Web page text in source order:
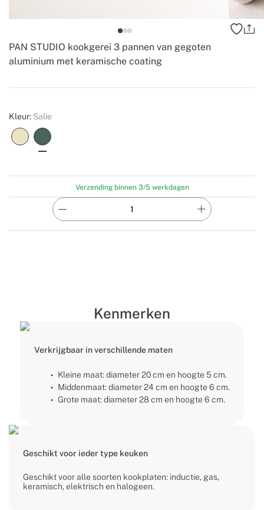
PAN STUDIO kookgerei 3 pannen van gegoten
aluminium met keramische coating
Create
Kleur: Salie
Verzending binnen 3/5 werkdagen
Kenmerken
Verkrijgbaar in verschillende maten
Kleine maat: diameter 20 cm en hoogte 5 cm.
Middenmaat: diameter 24 cm en hoogte 6 cm.
Grote maat: diameter 28 cm en hoogte 6 cm.
Geschikt voor ieder type keuken
Geschikt voor alle soorten kookplaten: inductie, gas,
keramisch, elektrisch en halogeen.